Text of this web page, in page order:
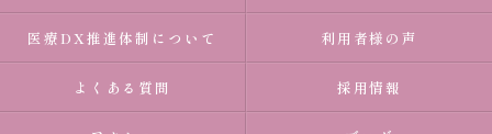
医療DX推進体制について 利用者様の声
よくある質問 採用情報